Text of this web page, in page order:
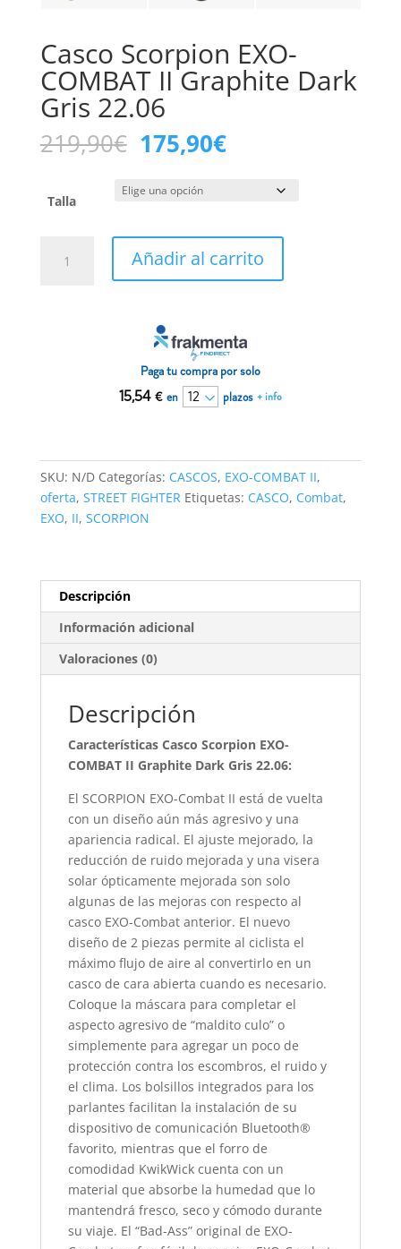
Casco Scorpion EXO-
COMBAT II Graphite Dark
Gris 22.06
219,90€ El
precio
original
era:
175,90€El
precio
actual
Talla
Scorpion
Añadir al carrito
Paga tu compra por solo
15,54 € en plazos + info
SKU: N/D Categorías: CASCOS, EXO-COMBAT II,
oferta, STREET FIGHTER Etiquetas: CASCO, Combat,
EXO, II, SCORPION
Descripción
Información adicional
Valoraciones (0)
Descripción
Características Casco Scorpion EXO-
COMBAT II Graphite Dark Gris 22.06:
El SCORPION EXO-Combat II está de vuelta
con un diseño aún más agresivo y una
apariencia radical. El ajuste mejorado, la
reducción de ruido mejorada y una visera
solar ópticamente mejorada son solo
algunas de las mejoras con respecto al
casco EXO-Combat anterior. El nuevo
diseño de 2 piezas permite al ciclista el
máximo flujo de aire al convertirlo en un
casco de cara abierta cuando es necesario.
Coloque la máscara para completar el
aspecto agresivo de “maldito culo” o
simplemente para agregar un poco de
protección contra los escombros, el ruido y
el clima. Los bolsillos integrados para los
parlantes facilitan la instalación de su
dispositivo de comunicación Bluetooth®
favorito, mientras que el forro de
comodidad KwikWick cuenta con un
material que absorbe la humedad que lo
mantendrá fresco, seco y cómodo durante
su viaje. El “Bad-Ass” original de EXO-